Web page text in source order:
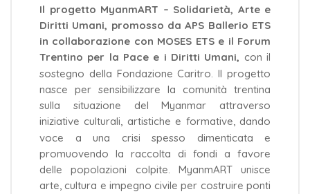
Il progetto MyanmART – Solidarietà, Arte e
Diritti Umani, promosso da APS Ballerio ETS
in collaborazione con MOSES ETS e il Forum
Trentino per la Pace e i Diritti Umani, con il
sostegno della Fondazione Caritro. Il progetto
nasce per sensibilizzare la comunità trentina
sulla situazione del Myanmar attraverso
iniziative culturali, artistiche e formative, dando
voce a una crisi spesso dimenticata e
promuovendo la raccolta di fondi a favore
delle popolazioni colpite. MyanmART unisce
arte, cultura e impegno civile per costruire ponti